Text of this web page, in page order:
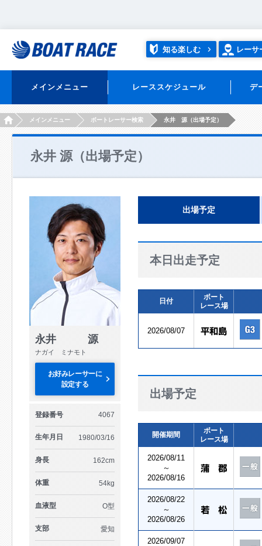
知る楽しむ レーサ
メインメニュー レーススケジュール デ
HOMEメインメニュー ボートレーサー検索 永井 源（出場予定）
永井 源（出場予定）
永井 源
ナガイ ミナモト
お好みレーサーに
設定する
登録番号 4067
生年月日 1980/03/16
身長 162cm
体重 54kg
血液型 O型
支部 愛知
出場予定
本日出走予定
日付
ボート
レース場
2026/08/07
出場予定
開催期間
ボート
レース場
2026/08/11
～
2026/08/16
2026/08/22
～
2026/08/26
2026/09/07